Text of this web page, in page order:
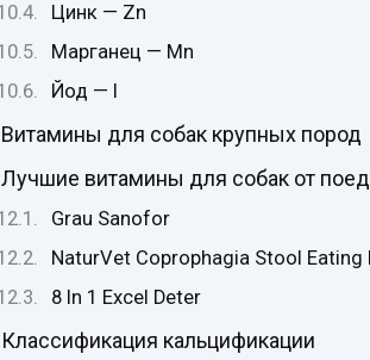
Цинк — Zn
Марганец — Mn
Йод — I
Витамины для собак крупных пород
Лучшие витамины для собак от
Grau Sanofor
NaturVet Coprophagia Stool
8 In 1 Excel Deter
Классификация кальцификации